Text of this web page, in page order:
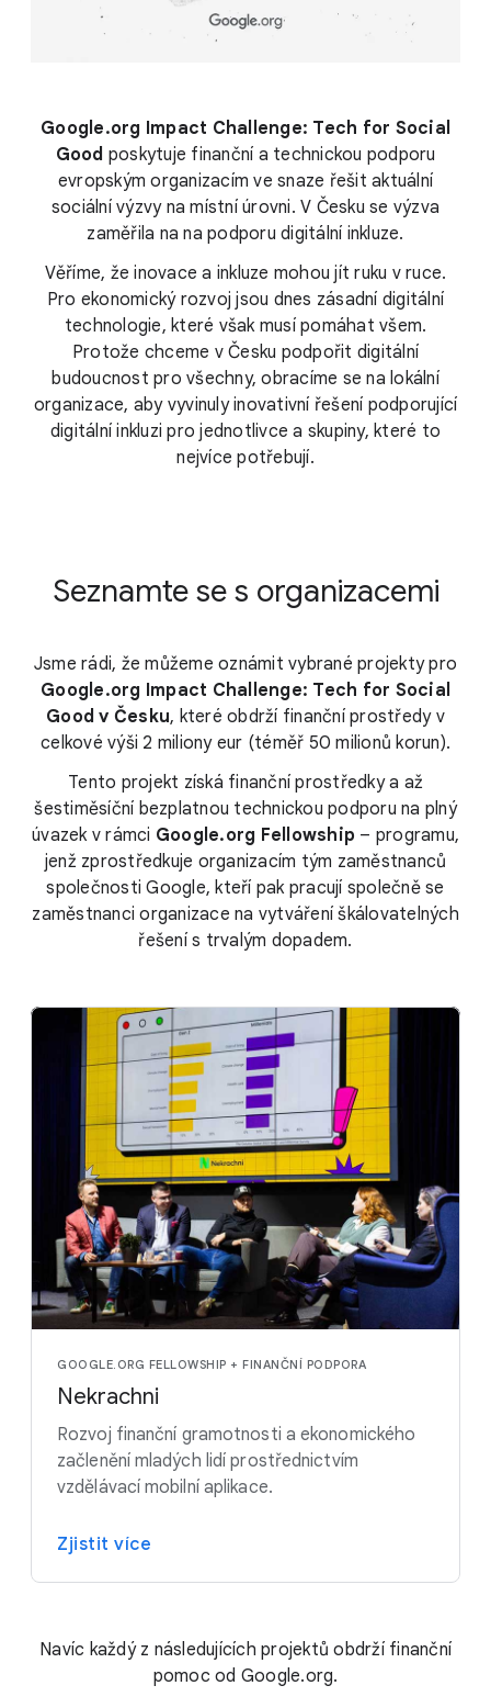
Google.org Impact Challenge: Tech for Social
Good poskytuje finanční a technickou podporu
evropským organizacím ve snaze řešit aktuální
sociální výzvy na místní úrovni. V Česku se výzva
zaměřila na na podporu digitální inkluze.
Věříme, že inovace a inkluze mohou jít ruku v ruce.
Pro ekonomický rozvoj jsou dnes zásadní digitální
technologie, které však musí pomáhat všem.
Protože chceme v Česku podpořit digitální
budoucnost pro všechny, obracíme se na lokální
organizace, aby vyvinuly inovativní řešení podporující
digitální inkluzi pro jednotlivce a skupiny, které to
nejvíce potřebují.
Seznamte se s organizacemi
Jsme rádi, že můžeme oznámit vybrané projekty pro
Google.org Impact Challenge: Tech for Social
Good v Česku, které obdrží finanční prostředy v
celkové výši 2 miliony eur (téměř 50 milionů korun).
Tento projekt získá finanční prostředky a až
šestiměsíční bezplatnou technickou podporu na plný
úvazek v rámci Google.org Fellowship – programu,
jenž zprostředkuje organizacím tým zaměstnanců
společnosti Google, kteří pak pracují společně se
zaměstnanci organizace na vytváření škálovatelných
řešení s trvalým dopadem.
GOOGLE.ORG FELLOWSHIP + FINANČNÍ PODPORA
Nekrachni
Rozvoj finanční gramotnosti a ekonomického
začlenění mladých lidí prostřednictvím
vzdělávací mobilní aplikace.
Zjistit více
Navíc každý z následujících projektů obdrží finanční
pomoc od Google.org.